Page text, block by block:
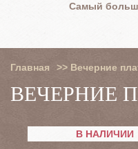
Самый
Главная >> Вечерние
ВЕЧЕРНИЕ
В НАЛИЧИИ